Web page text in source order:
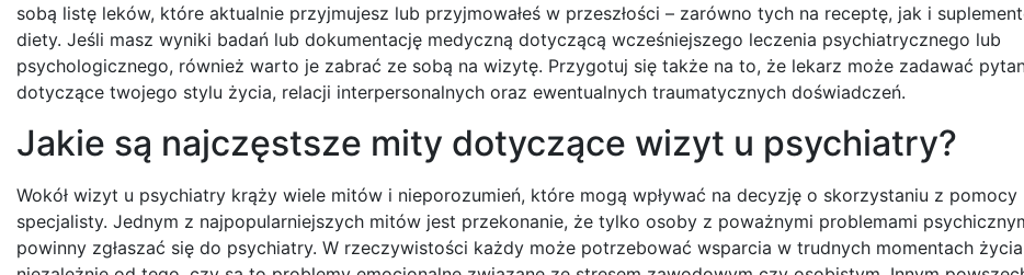
sobą listę leków, które aktualnie przyjmujesz lub przyjmowałeś w przeszłości – zarówno tych na receptę, jak i
diety. Jeśli masz wyniki badań lub dokumentację medyczną dotyczącą wcześniejszego leczenia psychiatrycznego lub
psychologicznego, również warto je zabrać ze sobą na wizytę. Przygotuj się także na to, że lekarz może zadawać
dotyczące twojego stylu życia, relacji interpersonalnych oraz ewentualnych traumatycznych doświadczeń.
Jakie są najczęstsze mity dotyczące wizyt u psychiatry?
Wokół wizyt u psychiatry krąży wiele mitów i nieporozumień, które mogą wpływać na decyzję o skorzystaniu z pomocy
specjalisty. Jednym z najpopularniejszych mitów jest przekonanie, że tylko osoby z poważnymi problemami
powinny zgłaszać się do psychiatry. W rzeczywistości każdy może potrzebować wsparcia w trudnych momentach